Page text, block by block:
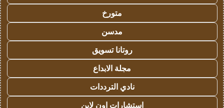
متورخ
مدسن
روتانا تسويق
مجلة الابداع
نادي الترددات
استشارات اون لاين